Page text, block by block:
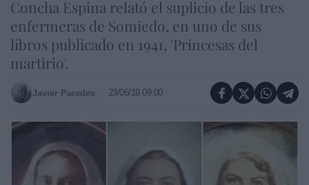
Concha Espina relató el suplicio de las tres
enfermeras de Somiedo, en uno de sus
libros publicado en 1941, 'Princesas del
martirio'.
Javier Paredes 23/06/19 09:00